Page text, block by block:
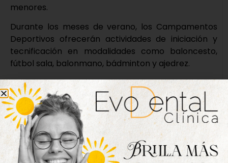
menores.
Durante los meses de verano, los Campamentos
Deportivos ofrecerán actividades de iniciación y
tecnificación en modalidades como baloncesto,
fútbol sala, balonmano, bádminton y ajedrez.
El Programa de Concursos convoca el XIX
Concurso de Fotografía “Juegos Escolares”, abierto
a todas las personas que participan o colaboran en
las actividades del programa, y que se desarrollará
entre los meses de enero y mayo de 2026. El
periodo de presentación hasta el 19 de junio de
2026.